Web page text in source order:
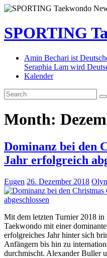
SPORTING
Amin Bechari ist
Seraphia Lam wird
Kalender
Month:
Dominanz bei den
Jahr erfolgreich
Eugen 26. Dezember 2018
Mit dem letzten Turnier 2018
Taekwondo mit einer
erfolgreiches Jahr hinter sich
Anfängern bis hin zu
durchmischt. Alexander Buller